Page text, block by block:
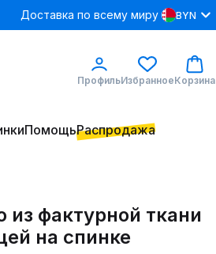
Доставка по всему миру BYN
ПрофильИзбранноеКорзина
ПомощьРаспродажа
из фактурной ткани
на спинке